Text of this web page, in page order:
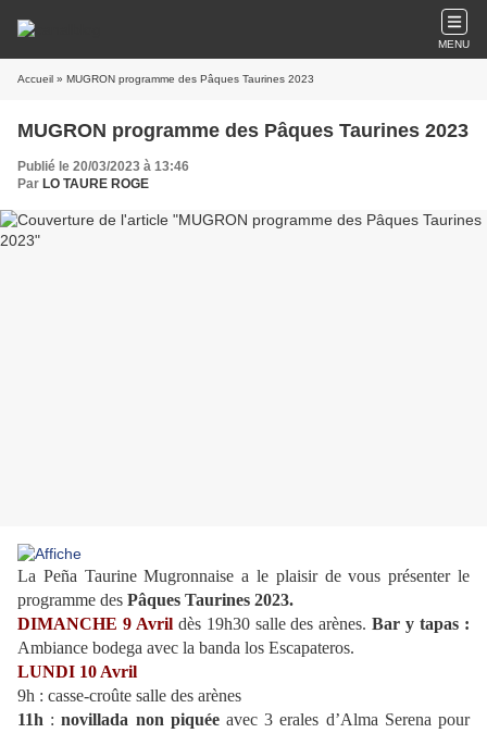
MENU
Accueil » MUGRON programme des Pâques Taurines 2023
MUGRON programme des Pâques Taurines 2023
Publié le 20/03/2023 à 13:46
Par LO TAURE ROGE
La Peña Taurine Mugronnaise a le plaisir de vous présenter le
programme des Pâques Taurines 2023.
DIMANCHE 9 Avril dès 19h30 salle des arènes.Bar y tapas :
Ambiance bodega avec la banda los Escapateros.
LUNDI 10 Avril
9h : casse-croûte salle des arènes
11h :novillada non piquéeavec 3 erales d’Alma Serena pour